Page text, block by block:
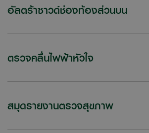
อัลตร้าซาวด์ช่องท้องส่วนบน
ตรวจคลื่นไฟฟ้าหัวใจ
สมุดรายงานตรวจสุขภาพ